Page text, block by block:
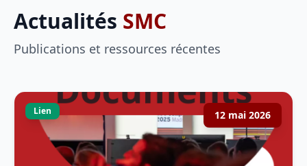
Actualités SMC
Publications et ressources récentes
12 mai 2026
Lien